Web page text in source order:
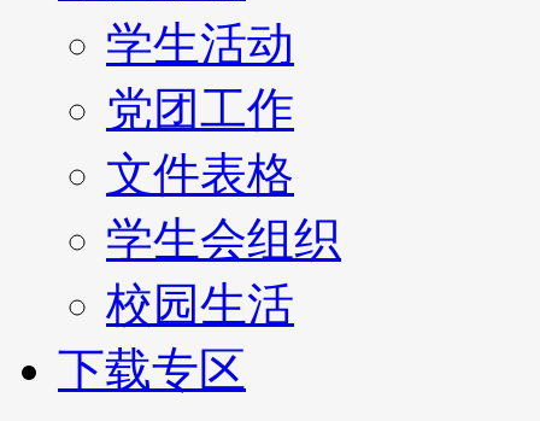
学生活动
党团工作
文件表格
学生会组织
校园生活
下载专区